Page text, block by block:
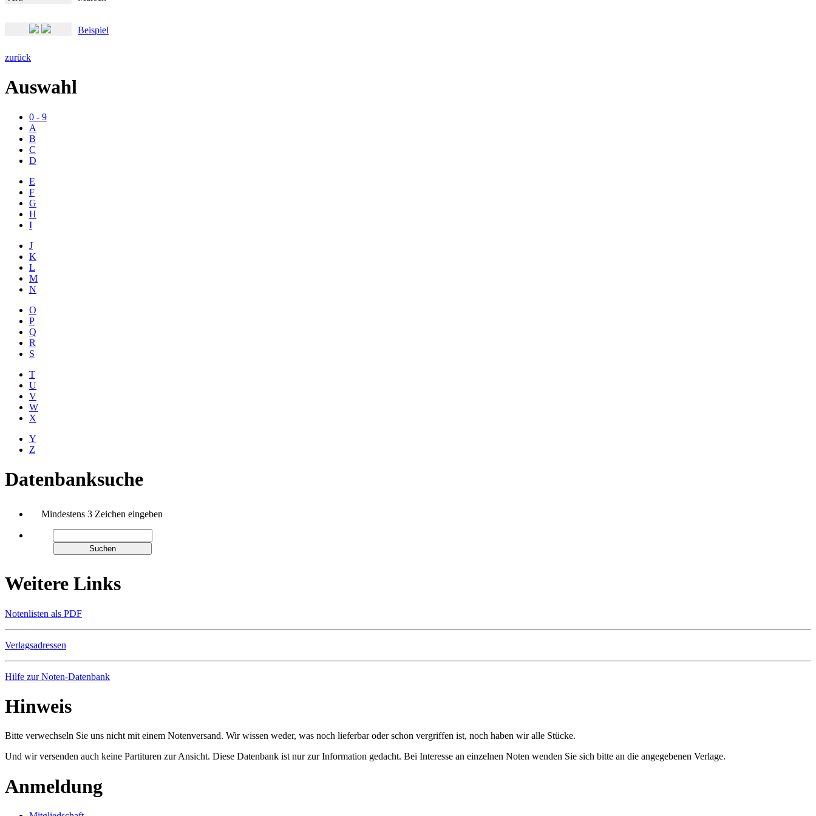
Beispiel
zurück
Auswahl
0 - 9
A
B
C
D
E
F
G
H
I
J
K
L
M
N
O
P
Q
R
S
T
U
V
W
X
Y
Z
Datenbanksuche
Mindestens 3 Zeichen eingeben
Weitere Links
Notenlisten als PDF
Verlagsadressen
Hilfe zur Noten-Datenbank
Hinweis
Bitte verwechseln Sie uns nicht mit einem Notenversand. Wir wissen weder, was noch lieferbar oder schon vergriffen ist, noch haben wir alle Stücke.
Und wir versenden auch keine Partituren zur Ansicht. Diese Datenbank ist nur zur Information gedacht. Bei Interesse an einzelnen Noten wenden Sie sich bitte an die angegebenen Verlage.
Anmeldung